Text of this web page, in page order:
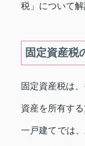
税」について解
固定資産税
固定資産税は
資産を所有す
一戸建てでは